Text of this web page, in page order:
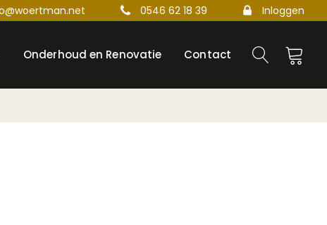
0546 62 18 39 Inloggen
Onderhoud en Renovatie Contact